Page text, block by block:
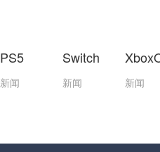
PS5
新闻
Switch
新闻 新闻